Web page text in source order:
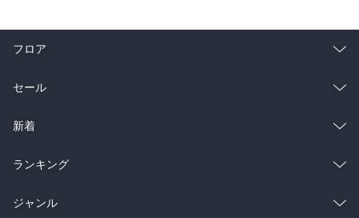
フロア
総合
ラノベ
雑誌・グラビア
BL・TL
セール
総合
ラノベ
雑誌・グラビア
新着
総合
ラノベ
ランキング
総合
ジャンル